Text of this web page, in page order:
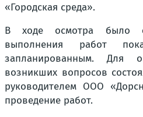
«Городская среда».
В ходе осмотра было
выполнения работ
запланированным. Для
возникших вопросов
руководителем ООО
проведение работ.